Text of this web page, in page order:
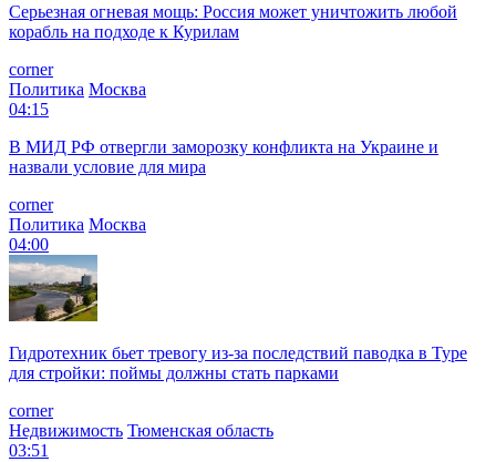
Серьезная огневая мощь: Россия может уничтожить любой
корабль на подходе к Курилам
corner
Политика Москва
04:15
В МИД РФ отвергли заморозку конфликта на Украине и
назвали условие для мира
corner
Политика Москва
04:00
Гидротехник бьет тревогу из-за последствий паводка в Туре
для стройки: поймы должны стать парками
corner
Недвижимость Тюменская область
03:51